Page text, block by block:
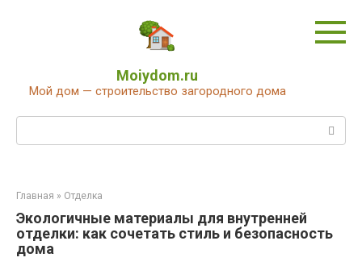
Moiydom.ru
Мой дом — строительство загородного дома
Главная » Отделка
Экологичные материалы для внутренней
отделки: как сочетать стиль и безопасность
дома